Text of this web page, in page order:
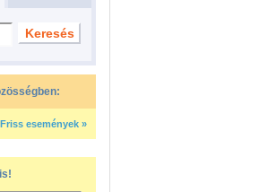
Friss események »